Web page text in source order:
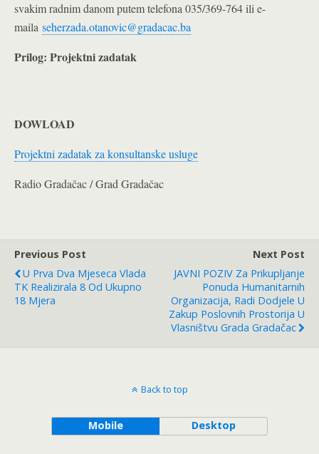
svakim radnim danom putem telefona 035/369-764 ili e-
maila seherzada.otanovic@gradacac.ba
Prilog: Projektni zadatak
DOWLOAD
Projektni zadatak za konsultanske usluge
Radio Gradačac / Grad Gradačac
Previous Post
U Prva Dva Mjeseca Vlada
TK Realizirala 8 Od Ukupno
18 Mjera
Next Post
JAVNI POZIV Za Prikupljanje
Ponuda Humanitarnih
Organizacija, Radi Dodjele U
Zakup Poslovnih Prostorija U
Vlasništvu Grada Gradačac
Back to top
Mobile Desktop